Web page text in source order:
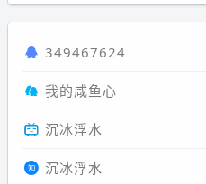
349467624
我的咸鱼心
沉冰浮水
沉冰浮水